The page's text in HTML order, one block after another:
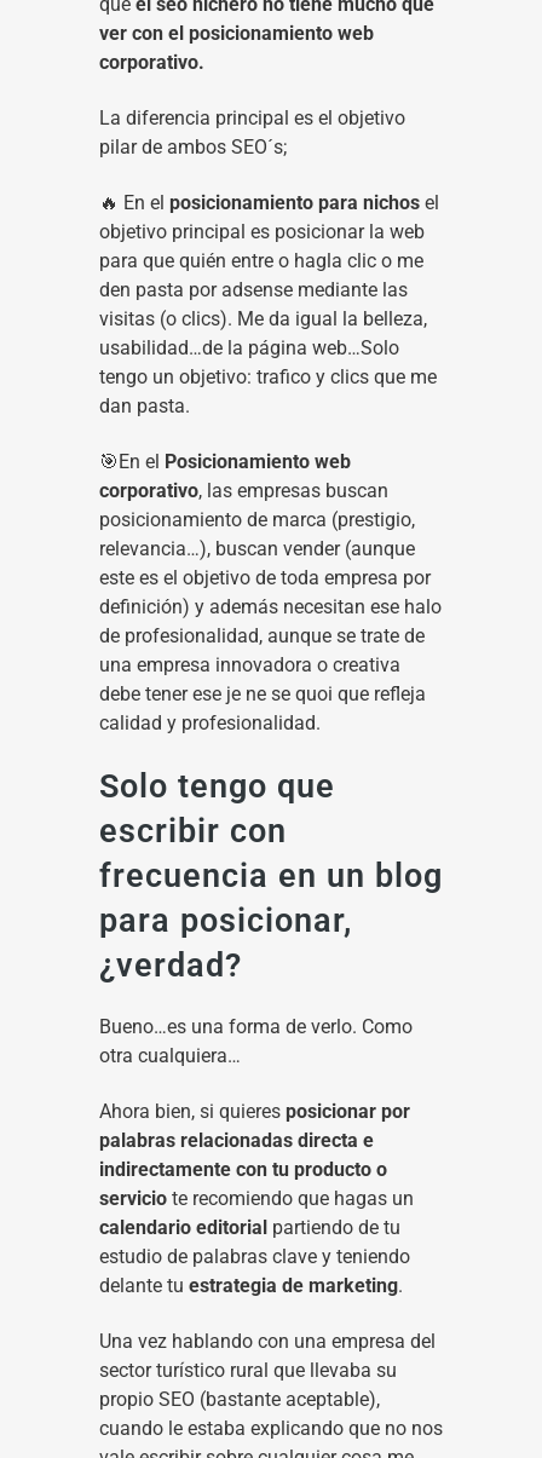
ver con el posicionamiento web
corporativo.
La diferencia principal es el objetivo
pilar de ambos SEO´s;
🔥 En el posicionamiento para nichos el
objetivo principal es posicionar la web
para que quién entre o hagla clic o me
den pasta por adsense mediante las
visitas (o clics). Me da igual la belleza,
usabilidad…de la página web…Solo
tengo un objetivo: trafico y clics que me
dan pasta.
🎯En el Posicionamiento web
corporativo, las empresas buscan
posicionamiento de marca (prestigio,
relevancia…), buscan vender (aunque
este es el objetivo de toda empresa por
definición) y además necesitan ese halo
de profesionalidad, aunque se trate de
una empresa innovadora o creativa
debe tener ese je ne se quoi que refleja
calidad y profesionalidad.
Solo tengo que
escribir con
frecuencia en un blog
para posicionar,
¿verdad?
Bueno…es una forma de verlo. Como
otra cualquiera…
Ahora bien, si quieres posicionar por
palabras relacionadas directa e
indirectamente con tu producto o
servicio te recomiendo que hagas un
calendario editorial partiendo de tu
estudio de palabras clave y teniendo
delante tu estrategia de marketing.
Una vez hablando con una empresa del
sector turístico rural que llevaba su
propio SEO (bastante aceptable),
cuando le estaba explicando que no nos